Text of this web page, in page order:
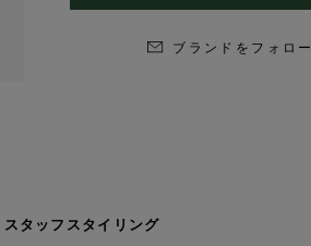
ブランドをフォロー
スタッフスタイリング